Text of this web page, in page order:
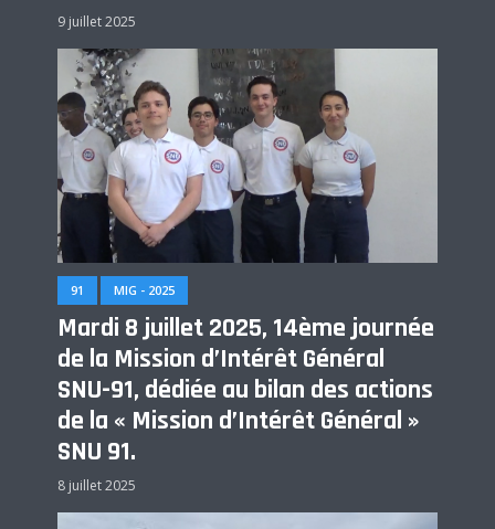
9 juillet 2025
91 MIG - 2025
Mardi 8 juillet 2025, 14ème journée
de la Mission d’Intérêt Général
SNU-91, dédiée au bilan des actions
de la « Mission d’Intérêt Général »
SNU 91.
8 juillet 2025